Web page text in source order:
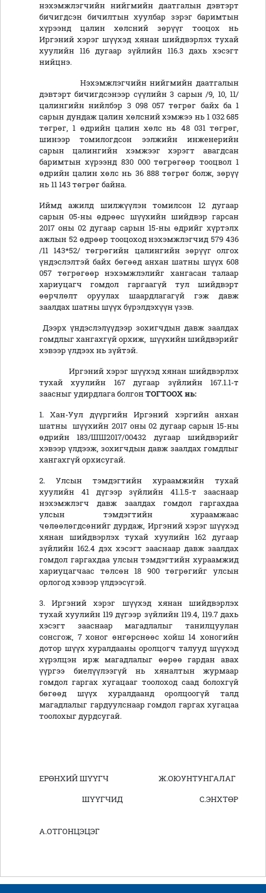
нэхэмжлэгчийн нийгмийн даатгалын дэвтэрт
бичигдсэн бичилтын хуулбар зэрэг баримтын
хүрээнд цалин хөлсний зөрүүг тооцох нь
Иргэний хэрэг шүүхэд хянан шийдвэрлэх тухай
хуулийн 116 дугаар зүйлийн 116.3 дахь хэсэгт
нийцнэ.
Нэхэмжлэгчийн нийгмийн даатгалын
дэвтэрт бичигдсэнээр сүүлийн 3 сарын /9, 10, 11/
цалингийн нийлбэр 3 098 057 төгрөг байх ба 1
сарын дундаж цалин хөлсний хэмжээ нь 1 032 685
төгрөг, 1 өдрийн цалин хөлс нь 48 031 төгрөг,
шинээр томилогдсон ээлжийн инженерийн
сарын цалингийн хэмжээг хэрэгт авагдсан
баримтын хүрээнд 830 000 төгрөгөөр тооцвол 1
өдрийн цалин хөлс нь 36 888 төгрөг болж, зөрүү
нь 11 143 төгрөг байна.
Иймд ажилд шилжүүлэн томилсон 12 дугаар
сарын 05-ны өдрөөс шүүхийн шийдвэр гарсан
2017 оны 02 дугаар сарын 15-ны өдрийг хүртэлх
ажлын 52 өдрөөр тооцоход нэхэмжлэгчид 579 436
/11 143*52/ төгрөгийн цалингийн зөрүүг олгох
үндэслэлтэй байх бөгөөд анхан шатны шүүх 608
057 төгрөгөөр нэхэмжлэлийг хангасан талаар
хариуцагч гомдол гаргаагүй тул шийдвэрт
өөрчлөлт оруулах шаардлагагүй гэж давж
заалдах шатны шүүх бүрэлдэхүүн үзэв.
Дээрх үндэслэлүүдээр зохигчдын давж заалдах
гомдлыг хангахгүй орхиж, шүүхийн шийдвэрийг
хэвээр үлдээх нь зүйтэй.
Иргэний хэрэг шүүхэд хянан шийдвэрлэх
тухай хуулийн 167 дугаар зүйлийн 167.1.1-т
заасныг удирдлага болгонТОГТООХ нь:
1. Хан-Уул дүүргийн Иргэний хэргийн анхан
шатны шүүхийн 2017 оны 02 дугаар сарын 15-ны
өдрийн 183/ШШ2017/00432 дугаар шийдвэрийг
хэвээр үлдээж, зохигчдын давж заалдах гомдлыг
хангахгүй орхисугай.
2. Улсын тэмдэгтийн хураамжийн тухай
хуулийн 41 дүгээр зүйлийн 41.1.5-т зааснаар
нэхэмжлэгч давж заалдах гомдол гаргахдаа
улсын тэмдэгтийн хураамжаас
чөлөөлөгдсөнийг дурдаж, Иргэний хэрэг шүүхэд
хянан шийдвэрлэх тухай хуулийн 162 дугаар
зүйлийн 162.4 дэх хэсэгт зааснаар давж заалдах
гомдол гаргахдаа улсын тэмдэгтийн хураамжид
хариуцагчаас төлсөн 18 900 төгрөгийг улсын
орлогод хэвээр үлдээсүгэй.
3. Иргэний хэрэг шүүхэд хянан шийдвэрлэх
тухай хуулийн 119 дүгээр зүйлийн 119.4, 119.7 дахь
хэсэгт зааснаар магадлалыг танилцуулан
сонсгож, 7 хоног өнгөрснөөс хойш 14 хоногийн
дотор шүүх хуралдааны оролцогч талууд шүүхэд
хүрэлцэн ирж магадлалыг өөрөө гардан авах
үүргээ биелүүлээгүй нь хяналтын журмаар
гомдол гаргах хугацааг тоолоход саад болохгүй
бөгөөд шүүх хуралдаанд оролцоогүй талд
магадлалыг гардуулснаар гомдол гаргах хугацаа
тоолохыг дурдсугай.
ЕРӨНХИЙ ШҮҮГЧ Ж.ОЮУНТУНГАЛАГ
ШҮҮГЧИД С.ЭНХТӨР
А.ОТГОНЦЭЦЭГ